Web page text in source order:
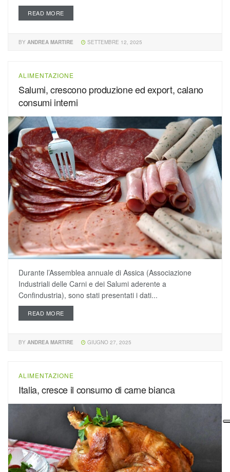
READ MORE
BY ANDREA MARTIRE SETTEMBRE 12, 2025
ALIMENTAZIONE
Salumi, crescono produzione ed export, calano
consumi interni
Durante l’Assemblea annuale di Assica (Associazione
Industriali delle Carni e dei Salumi aderente a
Confindustria), sono stati presentati i dati...
READ MORE
BY ANDREA MARTIRE GIUGNO 27, 2025
ALIMENTAZIONE
Italia, cresce il consumo di carne bianca